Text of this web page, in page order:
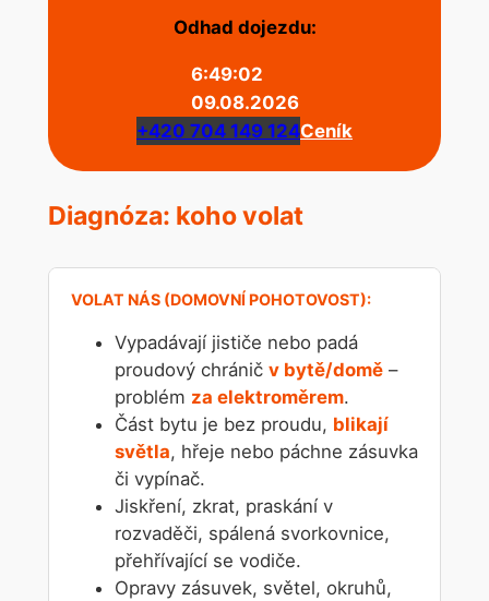
Odhad dojezdu:
6:49:02
09.08.2026
+420 704 149 124Ceník
Diagnóza: koho volat
Vypadávají jističe nebo padá
proudový chránič v bytě/domě –
problém za elektroměrem.
Část bytu je bez proudu, blikají
světla, hřeje nebo páchne zásuvka
či vypínač.
Jiskření, zkrat, praskání v
rozvaděči, spálená svorkovnice,
přehřívající se vodiče.
Opravy zásuvek, světel, okruhů,